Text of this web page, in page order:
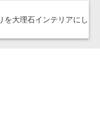
を大理石インテリアにし